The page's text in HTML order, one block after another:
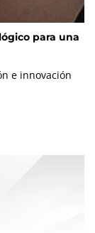
para una
e innovación